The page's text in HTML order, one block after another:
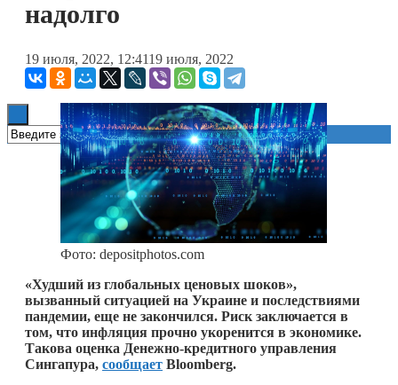
Книги
надолго
19 июля, 2022, 12:4119 июля, 2022
Фото: depositphotos.com
«Худший из глобальных ценовых шоков»,
вызванный ситуацией на Украине и последствиями
пандемии, еще не закончился. Риск заключается в
том, что инфляция прочно укоренится в экономике.
Такова оценка Денежно-кредитного управления
Сингапура, сообщает Bloomberg.